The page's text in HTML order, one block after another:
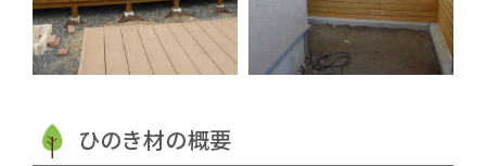
ひのき材の概要